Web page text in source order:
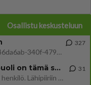
Osallistu keskusteluun
https://www.iltalehti.fi/viihdeuutiset/a/c46da6ab-340f-4790-aaa7-0865eed2336 Yrityksen konkurssihakemus on tullut kärä
327
Tiesitkö? Martina Aitolehden isäpuoli on tämä suosittu laulaja
Martina Aitolehti on seurattu julkisuuden henkilö. Lähipiiriin mahtuu muitakin tunnettuja henkilöitä. Tiesitkö, että Ma
31